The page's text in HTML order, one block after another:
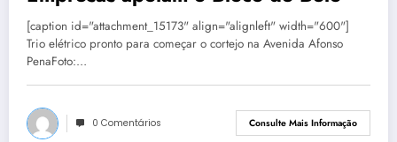
[caption id="attachment_15173" align="alignleft" width="600"]
Trio elétrico pronto para começar o cortejo na Avenida Afonso
PenaFoto:…
0 Comentários Consulte Mais Informação